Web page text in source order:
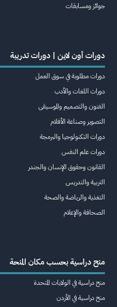
جوائز ومسابقات
دورات أون لاين | دورات تدريبة
دورات مطلوبة في سوق العمل
دورات اللغات والأدب
الفنون والتصميم والموسيقى
التصوير وصناعة الأفلام
دورات التكنولوجيا والبرمجة
دورات علم النفس
القانون وحقوق الإنسان والجندر
التربية والتدريس
التغذية والرياضة والصحة
الصحافة والإعلام
منح دراسية بحسب مكان المنحة
منح دراسية في الولايات المتحدة
منح دراسية في الأردن